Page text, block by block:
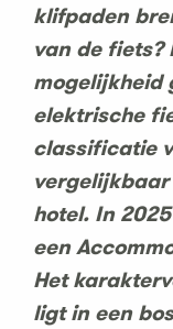
klifpaden
van de fiets?
mogelijkheid
elektrische
classificatie
hotel. In
een
Het
ligt in een